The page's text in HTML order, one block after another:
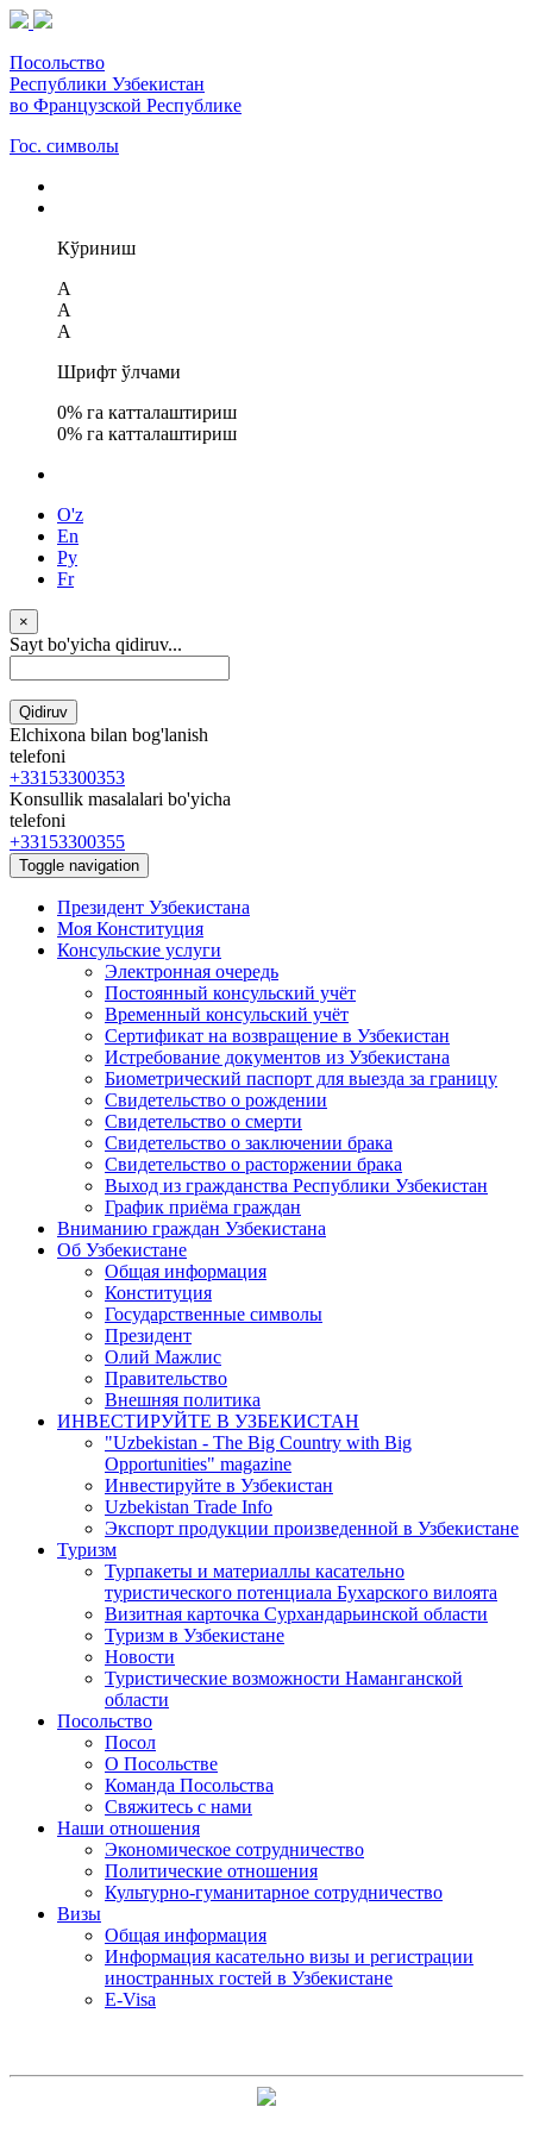
Посольство
Республики Узбекистан
во Французской Республике
Гос. символы
Кўриниш
A
A
A
Шрифт ўлчами
0% га катталаштириш
0% га катталаштириш
O'z
En
Ру
Fr
×
Sayt bo'yicha qidiruv...
Qidiruv
Elchixona bilan bog'lanish
telefoni
+33153300353
Konsullik masalalari bo'yicha
telefoni
+33153300355
Toggle navigation
Президент Узбекистана
Моя Конституция
Консульские услуги
Электронная очередь
Постоянный консульский учёт
Временный консульский учёт
Сертификат на возвращение в Узбекистан
Истребование документов из Узбекистана
Биометрический паспорт для выезда за границу
Свидетельство о рождении
Свидетельство о смерти
Свидетельство о заключении брака
Свидетельство о расторжении брака
Выход из гражданства Республики Узбекистан
График приёма граждан
Вниманию граждан Узбекистана
Об Узбекистане
Общая информация
Конституция
Государственные символы
Президент
Олий Мажлис
Правительство
Внешняя политика
ИНВЕСТИРУЙТЕ В УЗБЕКИСТАН
"Uzbekistan - The Big Country with Big
Opportunities" magazine
Инвестируйте в Узбекистан
Uzbekistan Trade Info
Экспорт продукции произведенной в Узбекистане
Туризм
Турпакеты и материаллы касательно
туристического потенциала Бухарского вилоята
Визитная карточка Сурхандарьинской области
Туризм в Узбекистане
Новости
Туристические возможности Наманганской
области
Посольство
Посол
О Посольстве
Команда Посольства
Свяжитесь с нами
Наши отношения
Экономическое сотрудничество
Политические отношения
Культурно-гуманитарное сотрудничество
Визы
Общая информация
Информация касательно визы и регистрации
иностранных гостей в Узбекистане
E-Visa